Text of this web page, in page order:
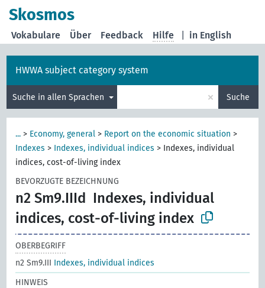
Skosmos
in English
Vokabulare Über Feedback Hilfe
HWWA subject category system
Suche in allen Sprachen × Suche
... > Economy, general > Report on the economic situation >
Indexes > Indexes, individual indices > Indexes, individual
indices, cost-of-living index
BEVORZUGTE BEZEICHNUNG
n2 Sm9.IIId Indexes, individual
indices, cost-of-living index
OBERBEGRIFF
n2 Sm9.III Indexes, individual indices
HINWEIS